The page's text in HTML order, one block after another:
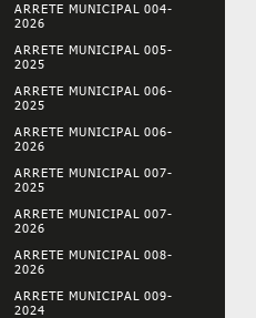
ARRETE MUNICIPAL 004-
2026
ARRETE MUNICIPAL 005-
2025
ARRETE MUNICIPAL 006-
2025
ARRETE MUNICIPAL 006-
2026
ARRETE MUNICIPAL 007-
2025
ARRETE MUNICIPAL 007-
2026
ARRETE MUNICIPAL 008-
2026
ARRETE MUNICIPAL 009-
2024